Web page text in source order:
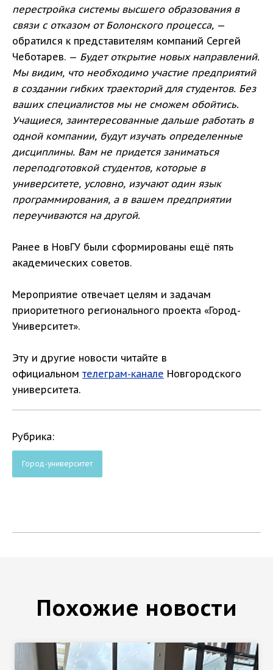
перестройка системы высшего образования в
связи с отказом от Болонского процесса, —
обратился к представителям компаний Сергей
Чеботарев. — Будет открытие новых направлений.
Мы видим, что необходимо участие предприятий
в создании гибких траекторий для студентов. Без
ваших специалистов мы не сможем обойтись.
Учащиеся, заинтересованные дальше работать в
одной компании, будут изучать определенные
дисциплины. Вам не придется заниматься
переподготовкой студентов, которые в
университете, условно, изучают один язык
программирования, а в вашем предприятии
переучиваются на другой.
Ранее в НовГУ были сформированы ещё пять
академических советов.
Мероприятие отвечает целям и задачам
приоритетного регионального проекта «Город-
Университет».
Эту и другие новости читайте в
официальном телеграм-канале Новгородского
университета.
Рубрика:
Город-университет
Похожие новости